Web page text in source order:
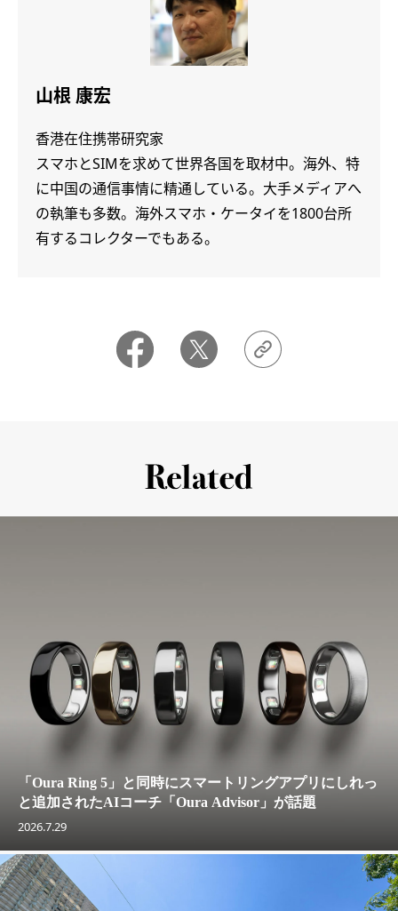
山根 康宏
香港在住携帯研究家
スマホとSIMを求めて世界各国を取材中。海外、特
に中国の通信事情に精通している。大手メディアへ
の執筆も多数。海外スマホ・ケータイを1800台所
有するコレクターでもある。
「Oura Ring 5」と同時にスマートリングアプリにしれっ
と追加されたAIコーチ「Oura Advisor」が話題
2026.7.29